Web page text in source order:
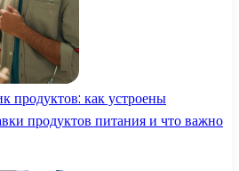
продуктов: как устроены
продуктов питания и что важно